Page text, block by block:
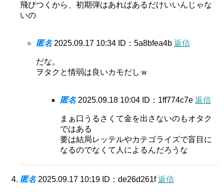
飛びつくから、初期弾はあればあるだけいいんじゃな
いの
匿名 2025.09.17 10:34 ID：5a8bfea4b 返信
だな。
ヲタクと情弱は良いカモだしｗ
匿名 2025.09.18 10:04 ID：1ff774c7e 返信
まぁ口うるさくて金を出さないのもオタク
ではある
要は結局レッテルやカテゴライズで盲目に
なるのでなくて人によるんだろうな
匿名 2025.09.17 10:19 ID：de26d261f返信